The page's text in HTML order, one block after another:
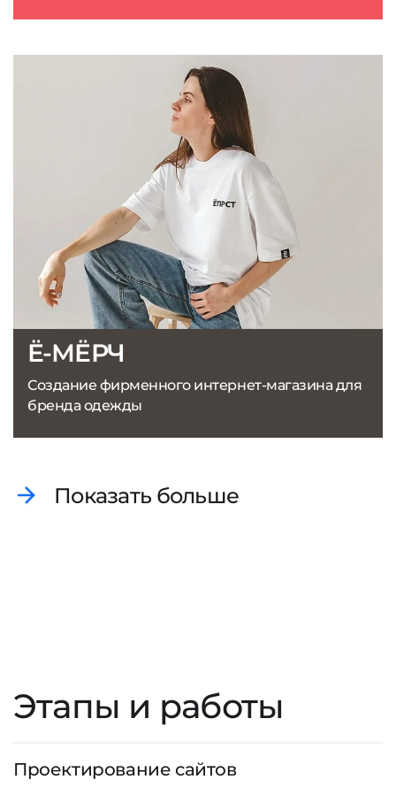
Ё-МЁРЧ
Создание фирменного интернет-магазина для
бренда одежды
Показать больше
Этапы и работы
Проектирование сайтов